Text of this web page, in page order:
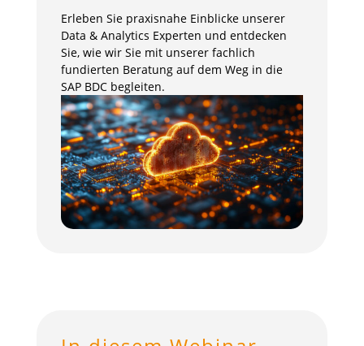
Erleben Sie praxisnahe Einblicke unserer
Data & Analytics Experten und entdecken
Sie, wie wir Sie mit unserer fachlich
fundierten Beratung auf dem Weg in die
SAP BDC begleiten.